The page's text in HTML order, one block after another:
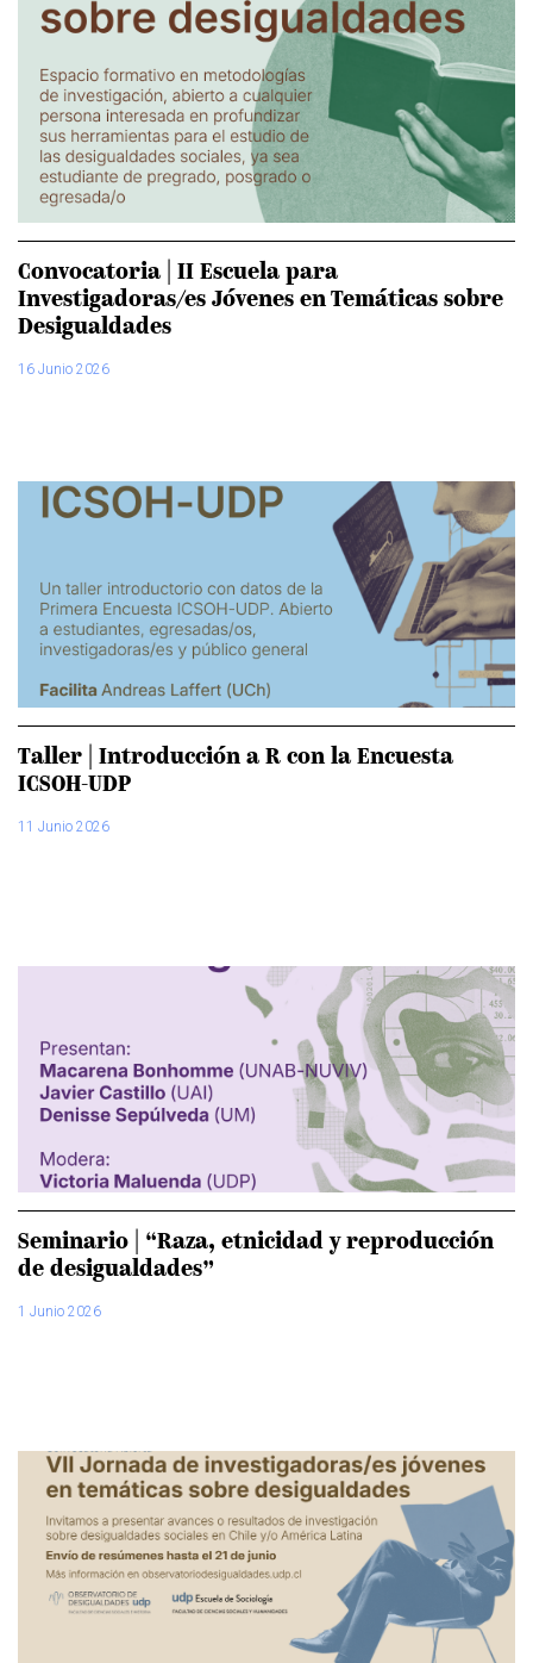
Convocatoria | II Escuela para
Investigadoras/es Jóvenes en Temáticas sobre
Desigualdades
16 Junio 2026
Taller | Introducción a R con la Encuesta
ICSOH-UDP
11 Junio 2026
Seminario | “Raza, etnicidad y reproducción
de desigualdades”
1 Junio 2026